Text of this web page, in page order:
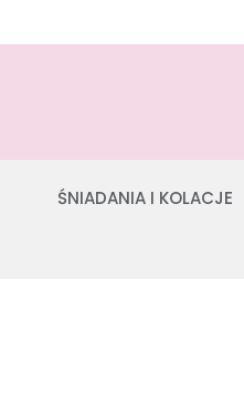
do
ŚNIADANIA I KOLACJE